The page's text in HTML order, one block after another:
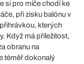
si pro míče chodí ke
při zisku balónu v
kterých
Když má příležitost,
obranu na
téměř dokonalý